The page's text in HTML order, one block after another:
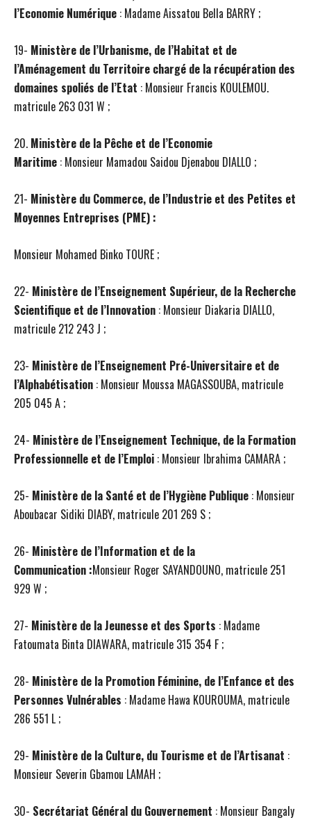
l’Economie Numérique : Madame Aissatou Bella BARRY ;
19- Ministère de l’Urbanisme, de l’Habitat et de
l’Aménagement du Territoire chargé de la récupération des
domaines spoliés de l’Etat : Monsieur Francis KOULEMOU.
matricule 263 031 W ;
20. Ministère de la Pêche et de l’Economie
Maritime : Monsieur Mamadou Saidou Djenabou DIALLO ;
21- Ministère du Commerce, de l’Industrie et des Petites et
Moyennes Entreprises (PME) :
Monsieur Mohamed Binko TOURE ;
22- Ministère de l’Enseignement Supérieur, de la Recherche
Scientifique et de l’Innovation : Monsieur Diakaria DIALLO,
matricule 212 243 J ;
23- Ministère de l’Enseignement Pré-Universitaire et de
l’Alphabétisation : Monsieur Moussa MAGASSOUBA, matricule
205 045 A ;
24- Ministère de l’Enseignement Technique, de la Formation
Professionnelle et de l’Emploi : Monsieur Ibrahima CAMARA ;
25- Ministère de la Santé et de l’Hygiène Publique : Monsieur
Aboubacar Sidiki DIABY, matricule 201 269 S ;
26- Ministère de l’Information et de la
Communication :Monsieur Roger SAYANDOUNO, matricule 251
929 W ;
27- Ministère de la Jeunesse et des Sports : Madame
Fatoumata Binta DIAWARA, matricule 315 354 F ;
28- Ministère de la Promotion Féminine, de l’Enfance et des
Personnes Vulnérables : Madame Hawa KOUROUMA, matricule
286 551 L ;
29- Ministère de la Culture, du Tourisme et de l’Artisanat :
Monsieur Severin Gbamou LAMAH ;
30- Secrétariat Général du Gouvernement : Monsieur Bangaly